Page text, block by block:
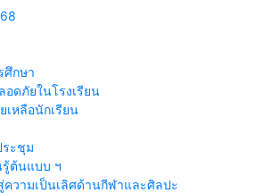
ศึกษา
ดภัยในโรงเรียน
เหลือนักเรียน
ระชุม
รู้ต้นแบบ ฯ
ความเป็นเลิศด้านกีฬาและศิลปะ